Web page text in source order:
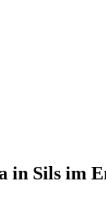
in Sils im